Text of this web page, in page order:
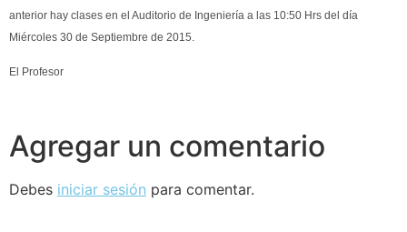
anterior hay clases en el Auditorio de Ingeniería a las 10:50 Hrs del día
Miércoles 30 de Septiembre de 2015.
El Profesor
Agregar un comentario
Debes iniciar sesión para comentar.